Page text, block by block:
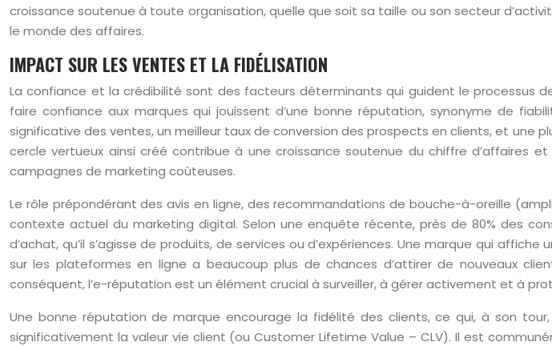
croissance soutenue à toute organisation, quelle que soit sa taille ou son secteur
le monde des affaires.
IMPACT SUR LES VENTES ET LA FIDÉLISATION
La confiance et la crédibilité sont des facteurs déterminants qui guident le processus
faire confiance aux marques qui jouissent d’une bonne réputation, synonyme de
significative des ventes, un meilleur taux de conversion des prospects en clients, et une
cercle vertueux ainsi créé contribue à une croissance soutenue du chiffre d’affaires
campagnes de marketing coûteuses.
Le rôle prépondérant des avis en ligne, des recommandations de bouche-à-oreille
contexte actuel du marketing digital. Selon une enquête récente, près de 80% des
d’achat, qu’il s’agisse de produits, de services ou d’expériences. Une marque qui
sur les plateformes en ligne a beaucoup plus de chances d’attirer de nouveaux
conséquent, l’e-réputation est un élément crucial à surveiller, à gérer activement et à
Une bonne réputation de marque encourage la fidélité des clients, ce qui, à son
significativement la valeur vie client (ou Customer Lifetime Value – CLV). Il est